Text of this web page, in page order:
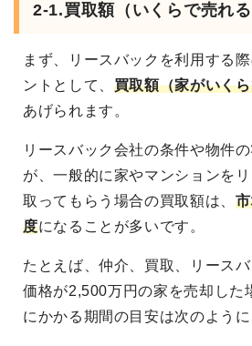
2-1.買取額（いくらで売れる
まず、リースバックを利用する
ントとして、 買取額（家がいく
あげられます。
リースバック会社の条件や物件
が、一般的に家やマンションを
取ってもらう場合の買取額は、
度になることが多いです。
たとえば、仲介、買取、リース
価格が2,500万円の家を売却した
にかかる期間の目安は次のように